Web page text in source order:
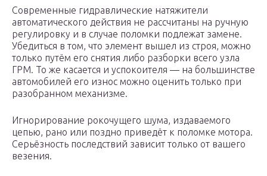
Современные гидравлические натяжители
автоматического действия не рассчитаны на ручную
регулировку и в случае поломки подлежат замене.
Убедиться в том, что элемент вышел из строя, можно
только путём его снятия либо разборки всего узла
ГРМ. То же касается и успокоителя — на большинстве
автомобилей его износ можно оценить только при
разобранном механизме.
Игнорирование рокочущего шума, издаваемого
цепью, рано или поздно приведёт к поломке мотора.
Серьёзность последствий зависит только от вашего
везения.